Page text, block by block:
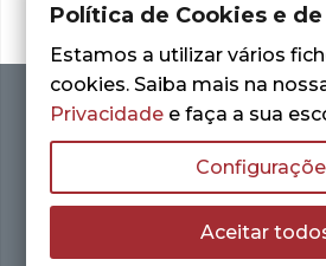
Política de Cookies e
Estamos a utilizar vários
cookies. Saiba mais na
Privacidade e faça a sua
Aceitar